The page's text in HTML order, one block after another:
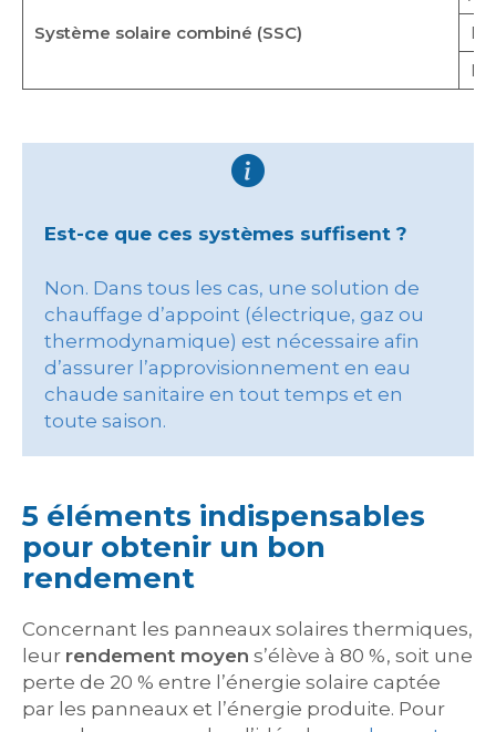
Système solaire combiné (SSC)
Est-ce que ces systèmes suffisent ?
Non. Dans tous les cas, une solution de
chauffage d’appoint (électrique, gaz ou
thermodynamique) est nécessaire afin
d’assurer l’approvisionnement en eau
chaude sanitaire en tout temps et en
toute saison.
5 éléments indispensables
pour obtenir un bon
rendement
Concernant les panneaux solaires thermiques,
leur rendement moyen s’élève à 80 %, soit une
perte de 20 % entre l’énergie solaire captée
par les panneaux et l’énergie produite. Pour